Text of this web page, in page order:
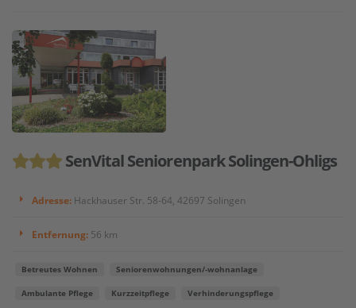
SenVital Seniorenpark Solingen-Ohligs
Adresse: Hackhauser Str. 58-64, 42697 Solingen
Entfernung: 56 km
Betreutes Wohnen Seniorenwohnungen/-wohnanlage
Ambulante Pflege Kurzzeitpflege Verhinderungspflege